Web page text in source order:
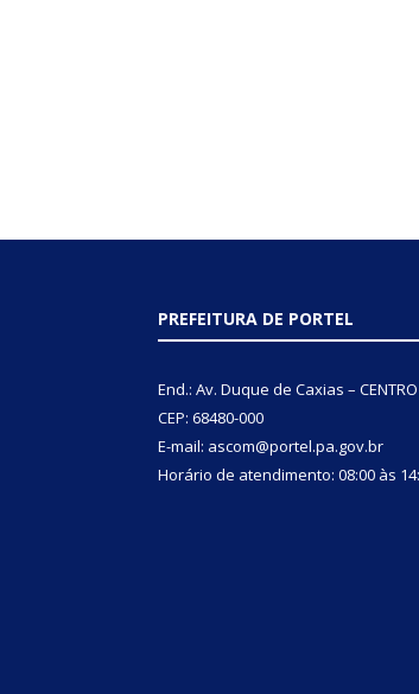
PREFEITURA DE PORTEL
End.: Av. Duque de Caxias – CENTRO
CEP: 68480-000
E-mail: ascom@portel.pa.gov.br
Horário de atendimento: 08:00 às